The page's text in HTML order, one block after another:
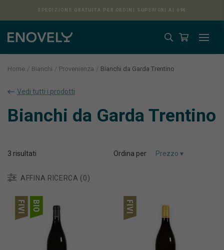
Aura
SPEDIZIONE GRATUITA PER ORDINI SUPERIORI AI 69€
Home Bianchi Provenienza Bianchi da Garda Trentino
Vedi tutti i prodotti
Bianchi da Garda Trentino
3 risultati Ordina per
AFFINA RICERCA (0)